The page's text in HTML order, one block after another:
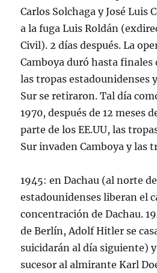
Carlos Solchaga y José Luis
a la fuga Luis Roldán
Civil). 2 días después. La
Camboya duró hasta finales
las tropas estadounidenses
Sur se retiraron. Tal día
1970, después de 12 meses
parte de los EE.UU, las
Sur invaden Camboya y las
1945: en Dachau (al norte
estadounidenses liberan el
concentración de Dachau.
de Berlín, Adolf Hitler se
suicidarán al día siguiente)
sucesor al almirante Karl